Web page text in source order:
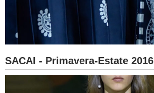
SACAI - Primavera-Estate 2016